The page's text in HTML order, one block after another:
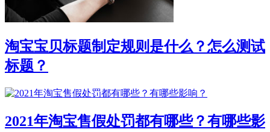
淘宝宝贝标题制定规则是什么？怎么测试
标题？
2021年淘宝售假处罚都有哪些？有哪些影